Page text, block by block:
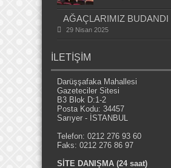
AĞAÇLARIMIZ BUDANDI
29 Nisan 2025
İLETİŞİM
Darüşşafaka Mahallesi
Gazeteciler Sitesi
B3 Blok D:1-2
Posta Kodu: 34457
Sarıyer - İSTANBUL
Telefon: 0212 276 93 60
Faks: 0212 276 86 97
SİTE DANIŞMA (24 saat)